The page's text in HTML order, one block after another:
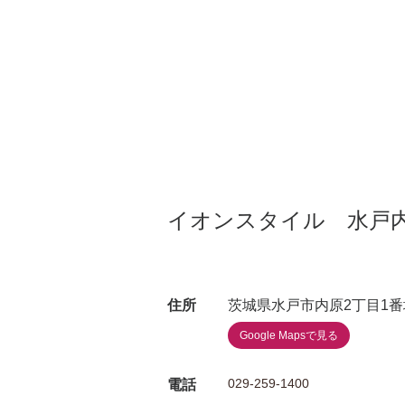
イオンスタイル 水戸
住所 茨城県水戸市内原2丁目1
Google Mapsで見る
電話 029-259-1400